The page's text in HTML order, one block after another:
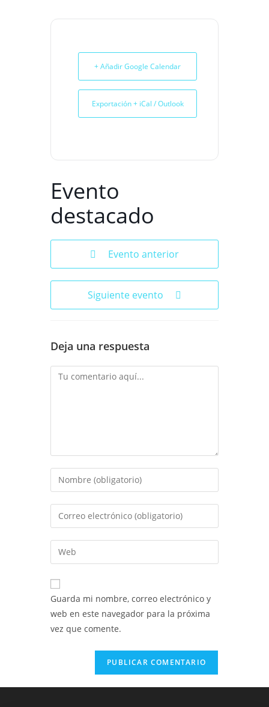
+ Añadir Google Calendar
Exportación + iCal / Outlook
Evento
destacado
Evento anterior
Siguiente evento
Deja una respuesta
Comentario
Introduce
tu
nombre
de
usuario
para
comentar
Introduce
tu
dirección
de
electrónico
para
comentar
Introduce
la
URL
de
(opcional)
Guarda mi nombre, correo electrónico y
web en este navegador para la próxima
vez que comente.